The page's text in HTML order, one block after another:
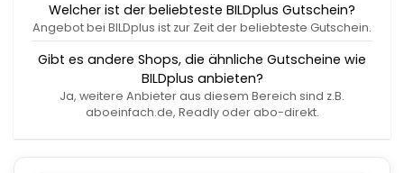
Welcher ist der beliebteste BILDplus Gutschein?
Angebot bei BILDplus ist zur Zeit der beliebteste Gutschein.
Gibt es andere Shops, die ähnliche Gutscheine wie
BILDplus anbieten?
Ja, weitere Anbieter aus diesem Bereich sind z.B.
aboeinfach.de, Readly oder abo-direkt.